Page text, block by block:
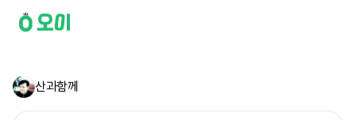
산과함께